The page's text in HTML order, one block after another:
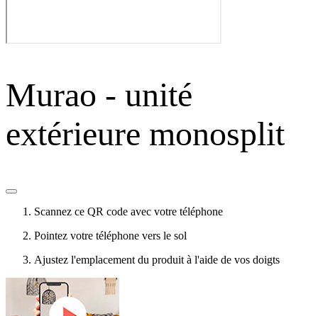
Murao - unité
extérieure monosplit
Scannez ce QR code avec votre téléphone
Pointez votre téléphone vers le sol
Ajustez l'emplacement du produit à l'aide de vos doigts